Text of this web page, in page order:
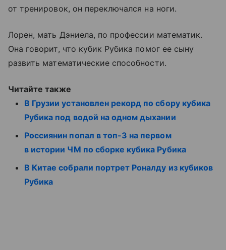
от тренировок, он переключался на ноги.
Лорен, мать Дэниела, по профессии математик.
Она говорит, что кубик Рубика помог ее сыну
развить математические способности.
Читайте также
В Грузии установлен рекорд по сбору кубика
Рубика под водой на одном дыхании
Россиянин попал в топ-3 на первом
в истории ЧМ по сборке кубика Рубика
В Китае собрали портрет Роналду из кубиков
Рубика